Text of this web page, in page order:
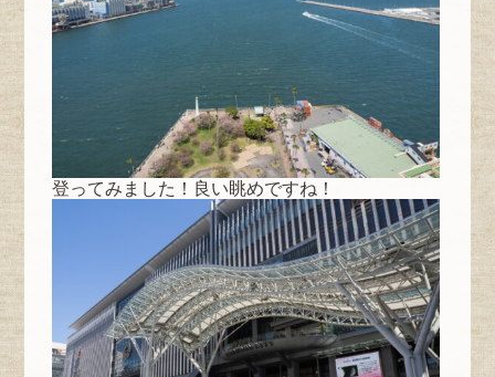
登ってみました！良い眺めですね！